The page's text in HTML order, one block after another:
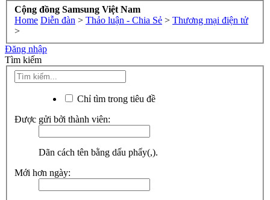
Cộng đồng Samsung Việt Nam
Home Diễn đàn > Thảo luận - Chia Sẻ > Thương mại điện tử
>
Đăng nhập
Tìm kiếm
Chỉ tìm trong tiêu đề
Được gửi bởi thành viên:
Dãn cách tên bằng dấu phẩy(,).
Mới hơn ngày: